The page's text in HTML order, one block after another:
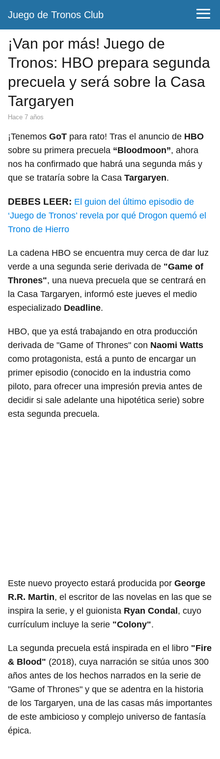
Juego de Tronos Club
¡Van por más! Juego de
Tronos: HBO prepara segunda
precuela y será sobre la Casa
Targaryen
hace 7 años
¡Tenemos GoT para rato! Tras el anuncio de HBO
sobre su primera precuela “Bloodmoon”, ahora
nos ha confirmado que habrá una segunda más y
que se trataría sobre la Casa Targaryen.
DEBES LEER: El guion del último episodio de
‘Juego de Tronos’ revela por qué Drogon quemó el
Trono de Hierro
La cadena HBO se encuentra muy cerca de dar luz
verde a una segunda serie derivada de "Game of
Thrones", una nueva precuela que se centrará en
la Casa Targaryen, informó este jueves el medio
especializado Deadline.
HBO, que ya está trabajando en otra producción
derivada de "Game of Thrones" con Naomi Watts
como protagonista, está a punto de encargar un
primer episodio (conocido en la industria como
piloto, para ofrecer una impresión previa antes de
decidir si sale adelante una hipotética serie) sobre
esta segunda precuela.
Este nuevo proyecto estará producida por George
R.R. Martin, el escritor de las novelas en las que se
inspira la serie, y el guionista Ryan Condal , cuyo
currículum incluye la serie "Colony".
La segunda precuela está inspirada en el libro "Fire
& Blood" (2018), cuya narración se sitúa unos 300
años antes de los hechos narrados en la serie de
"Game of Thrones" y que se adentra en la historia
de los Targaryen, una de las casas más importantes
de este ambicioso y complejo universo de fantasía
épica.